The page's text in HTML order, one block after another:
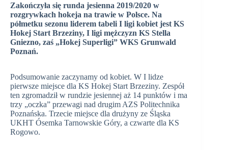
Zakończyła się runda jesienna 2019/2020 w
rozgrywkach hokeja na trawie w Polsce. Na
półmetku sezonu liderem tabeli I ligi kobiet jest KS
Hokej Start Brzeziny, I ligi mężczyzn KS Stella
Gniezno, zaś „Hokej Superligi” WKS Grunwald
Poznań.
Podsumowanie zaczynamy od kobiet. W I lidze
pierwsze miejsce dla KS Hokej Start Brzeziny. Zespół
ten zgromadził w rundzie jesiennej aż 14 punktów i ma
trzy „oczka” przewagi nad drugim AZS Politechnika
Poznańska. Trzecie miejsce dla drużyny ze Śląska
UKHT Ósemka Tarnowskie Góry, a czwarte dla KS
Rogowo.